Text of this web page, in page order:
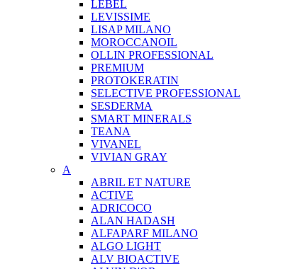
LEBEL
LEVISSIME
LISAP MILANO
MOROCCANOIL
OLLIN PROFESSIONAL
PREMIUM
PROTOKERATIN
SELECTIVE PROFESSIONAL
SESDERMA
SMART MINERALS
TEANA
VIVANEL
VIVIAN GRAY
A
ABRIL ET NATURE
ACTIVE
ADRICOCO
ALAN HADASH
ALFAPARF MILANO
ALGO LIGHT
ALV BIOACTIVE